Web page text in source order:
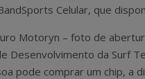
Celular, que
Motoryn – foto de
Desenvolvimento da Surf
pode comprar um chip, a